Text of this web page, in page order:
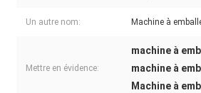
Un autre nom: Machine à
Mettre en évidence:
machine à
machine à
Machine à